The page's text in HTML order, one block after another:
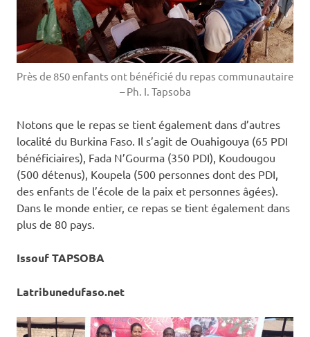
Près de 850 enfants ont bénéficié du repas communautaire
– Ph. I. Tapsoba
Notons que le repas se tient également dans d’autres
localité du Burkina Faso. Il s’agit de Ouahigouya (65 PDI
bénéficiaires), Fada N’Gourma (350 PDI), Koudougou
(500 détenus), Koupela (500 personnes dont des PDI,
des enfants de l’école de la paix et personnes âgées).
Dans le monde entier, ce repas se tient également dans
plus de 80 pays.
Issouf TAPSOBA
Latribunedufaso.net